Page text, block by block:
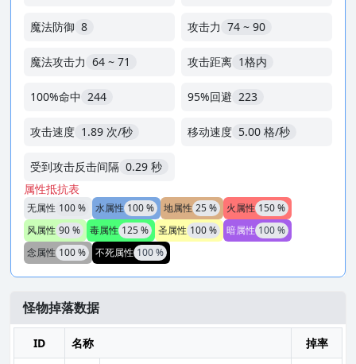
魔法防御 8 攻击力 74 ~ 90
魔法攻击力 64 ~ 71 攻击距离 1格内
100%命中 244 95%回避 223
攻击速度 1.89 次/秒 移动速度 5.00 格/秒
受到攻击反击间隔 0.29 秒
属性抵抗表
无属性 100 % 水属性 100 % 地属性 25 % 火属性 150 %
风属性 90 % 毒属性 125 % 圣属性 100 % 暗属性 100 %
念属性 100 % 不死属性 100 %
怪物掉落数据
ID 名称
掉率